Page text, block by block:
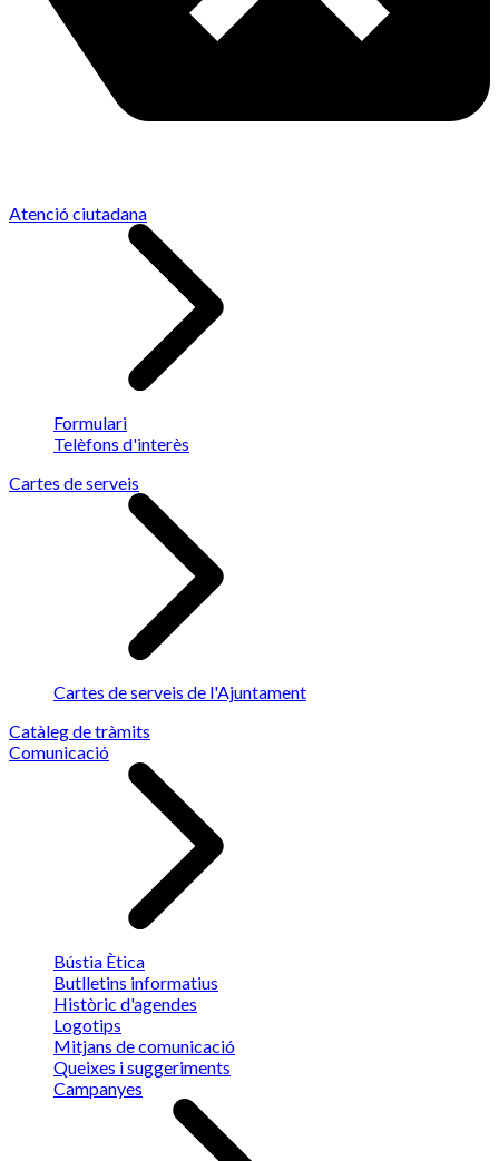
Atenció ciutadana
Formulari
Telèfons d'interès
Cartes de serveis
Cartes de serveis de l'Ajuntament
Catàleg de tràmits
Comunicació
Bústia Ètica
Butlletins informatius
Històric d'agendes
Logotips
Mitjans de comunicació
Queixes i suggeriments
Campanyes